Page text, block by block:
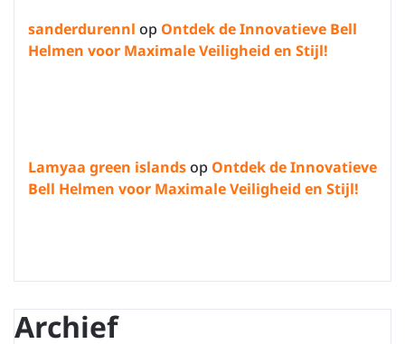
sanderdurennl op Ontdek de Innovatieve Bell
Helmen voor Maximale Veiligheid en Stijl!
Lamyaa green islandsop Ontdek de Innovatieve
Bell Helmen voor Maximale Veiligheid en Stijl!
Archief